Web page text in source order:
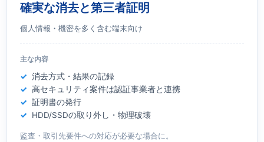
確実な消去と第三者証明
個人情報・機密を多く含む端末向け
主な内容
消去方式・結果の記録
高セキュリティ案件は認証事業者と連携
証明書の発行
HDD/SSDの取り外し・物理破壊
監査・取引先要件への対応が必要な場合に。